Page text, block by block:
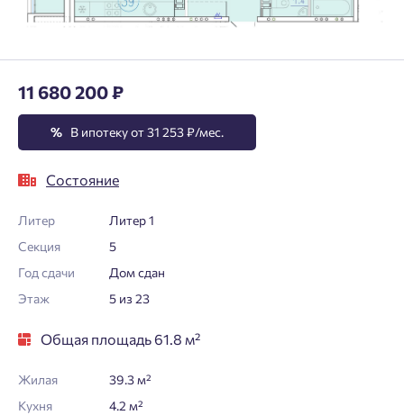
11 680 200 ₽
% В ипотеку от 31 253 ₽/мес.
Состояние
Литер
Литер 1
Секция
5
Год сдачи
Дом сдан
Этаж
5 из 23
Общая площадь 61.8 м²
Жилая
39.3 м²
Кухня
4.2 м²